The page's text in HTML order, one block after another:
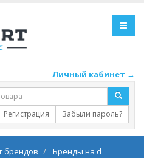
Личный кабинет →
Регистрация Забыли пароль?
брендов
Бренды на d